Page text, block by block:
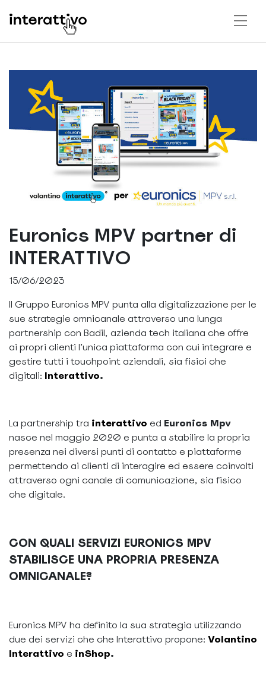
Euronics MPV partner di
INTERATTIVO
15/06/2023
ll Gruppo Euronics MPV punta alla digitalizzazione per le
sue strategie omnicanale attraverso una lunga
partnership con Badil, azienda tech italiana che offre
ai propri clienti l’unica piattaforma con cui integrare e
gestire tutti i touchpoint aziendali, sia fisici che
digitali: Interattivo.
La partnership tra interattivo ed Euronics Mpv
nasce nel maggio 2020 e punta a stabilire la propria
presenza nei diversi punti di contatto e piattaforme
permettendo ai clienti di interagire ed essere coinvolti
attraverso ogni canale di comunicazione, sia fisico
che digitale.
CON QUALI SERVIZI EURONICS MPV
STABILISCE UNA PROPRIA PRESENZA
OMNICANALE?
Euronics MPV ha definito la sua strategia utilizzando
due dei servizi che che Interattivo propone: Volantino
Interattivo e inShop.